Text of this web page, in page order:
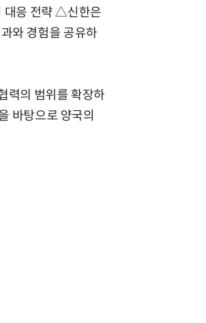
대응 전략 △신한은
와 경험을 공유하
력의 범위를 확장하
바탕으로 양국의